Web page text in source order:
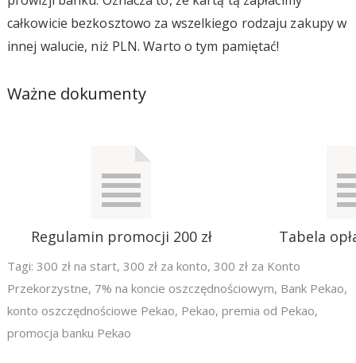
całkowicie bezkosztowo za wszelkiego rodzaju zakupy w
innej walucie, niż PLN. Warto o tym pamiętać!
Ważne dokumenty
Regulamin promocji 200 zł Tabela
Tagi: 300 zł na start, 300 zł za konto, 300 zł za Konto
Przekorzystne, 7% na koncie oszczędnościowym, Bank Pekao,
konto oszczędnościowe Pekao, Pekao, premia od Pekao,
promocja banku Pekao